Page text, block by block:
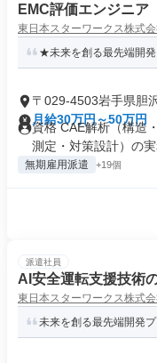
EMC評価エンジニア
東日本スターワークス株式
★未来を創る最先端開
〒029-4503岩手県胆
月給30万円～50万円
資格 CAE解析（構造
測定・対策設計）の実
無期雇用派遣 +19個
派遣社員
AI安全運転支援技術
東日本スターワークス株式
未来を創る最先端開発